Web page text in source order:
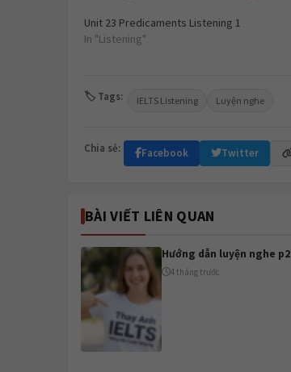
Unit 23 Predicaments Listening 1
In "Listening"
🏷 Tags: IELTS Listening Luyện nghe
Chia sẻ: Facebook Twitter
BÀI VIẾT LIÊN QUAN
Hướng dẫn luyện nghe p2
4 tháng trước